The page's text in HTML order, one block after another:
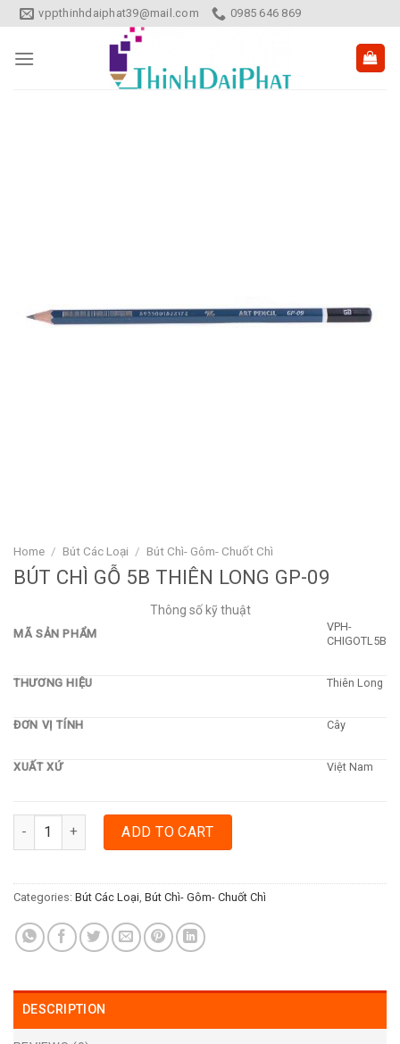
Skip
to
content
vppthinhdaiphat39@mail.com 0985 646 869
Home / Bút Các Loại / Bút Chì- Gôm- Chuốt Chì
BÚT CHÌ GỖ 5B THIÊN LONG GP-09
Thông số kỹ thuật
MÃ SẢN PHẨM
VPH-
CHIGOTL5B
THƯƠNG HIỆU Thiên Long
ĐƠN VỊ TÍNH Cây
XUẤT XỨ Việt Nam
BÚT CHÌ GỖ 5B THIÊN LONG GP-09 quantity
ADD TO CART
Categories: Bút Các Loại Bút Chì- Gôm- Chuốt Chì
DESCRIPTION